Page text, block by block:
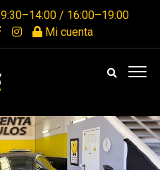
9:30–14:00 / 16:00–19:00
Mi cuenta